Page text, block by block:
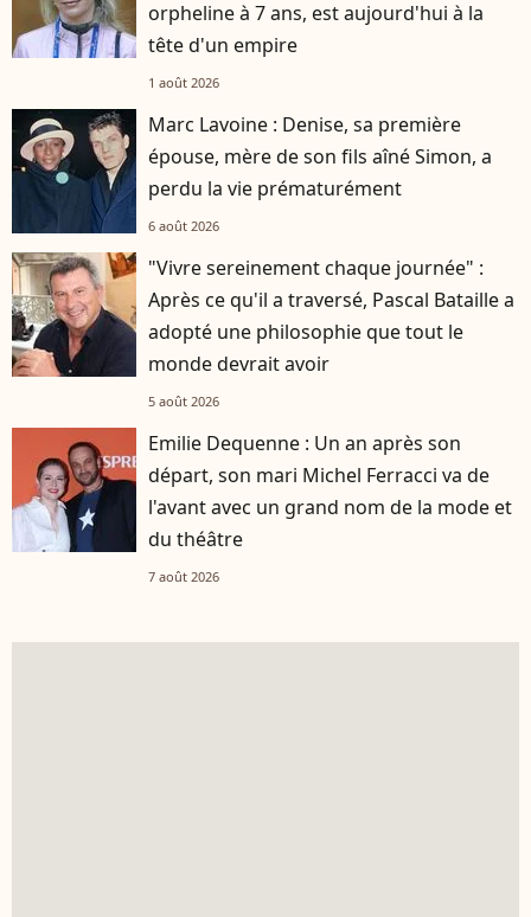
orpheline à 7 ans, est aujourd'hui à la
tête d'un empire
1 août 2026
Marc Lavoine : Denise, sa première
épouse, mère de son fils aîné Simon, a
perdu la vie prématurément
6 août 2026
"Vivre sereinement chaque journée" :
Après ce qu'il a traversé, Pascal Bataille a
adopté une philosophie que tout le
monde devrait avoir
5 août 2026
Emilie Dequenne : Un an après son
départ, son mari Michel Ferracci va de
l'avant avec un grand nom de la mode et
du théâtre
7 août 2026